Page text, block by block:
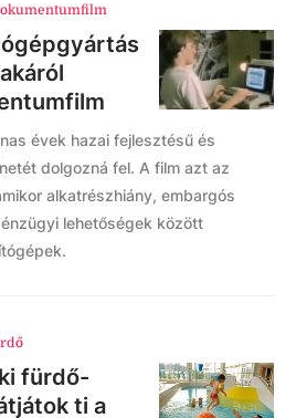
évek hazai fejlesztésű és
dolgozná fel. A film azt az
alkatrészhiány, embargós
lehetőségek között
fürdő-
ti a